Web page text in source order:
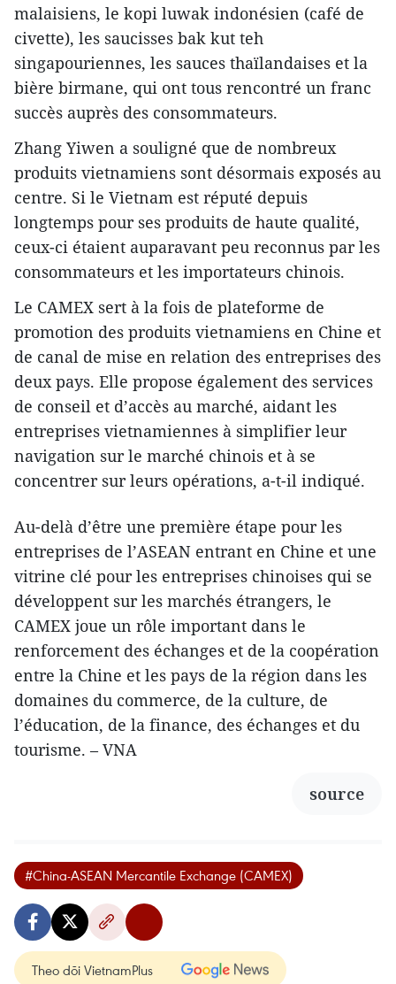
malaisiens, le kopi luwak indonésien (café de
civette), les saucisses bak kut teh
singapouriennes, les sauces thaïlandaises et la
bière birmane, qui ont tous rencontré un franc
succès auprès des consommateurs.
Zhang Yiwen a souligné que de nombreux
produits vietnamiens sont désormais exposés au
centre. Si le Vietnam est réputé depuis
longtemps pour ses produits de haute qualité,
ceux-ci étaient auparavant peu reconnus par les
consommateurs et les importateurs chinois.
Le CAMEX sert à la fois de plateforme de
promotion des produits vietnamiens en Chine et
de canal de mise en relation des entreprises des
deux pays. Elle propose également des services
de conseil et d’accès au marché, aidant les
entreprises vietnamiennes à simplifier leur
navigation sur le marché chinois et à se
concentrer sur leurs opérations, a-t-il indiqué.
Au-delà d’être une première étape pour les
entreprises de l’ASEAN entrant en Chine et une
vitrine clé pour les entreprises chinoises qui se
développent sur les marchés étrangers, le
CAMEX joue un rôle important dans le
renforcement des échanges et de la coopération
entre la Chine et les pays de la région dans les
domaines du commerce, de la culture, de
l’éducation, de la finance, des échanges et du
tourisme. – VNA
source
#China-ASEAN Mercantile Exchange (CAMEX)
Theo dõi VietnamPlus